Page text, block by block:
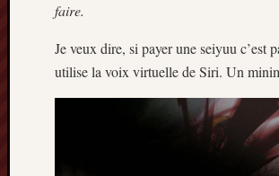
faire.
Je veux dire, si payer une seiyuu c’est
utilise la voix virtuelle de Siri. Un